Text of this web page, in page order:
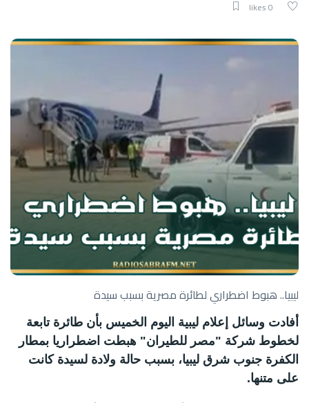
ليبيا.. هبوط اضطراري لطائرة مصرية بسبب سيدة
أفادت وسائل إعلام ليبية اليوم الخميس بأن طائرة تابعة
لخطوط شركة "مصر للطيران" هبطت اضطراريا بمطار
الكفرة جنوب شرق ليبيا، بسبب حالة ولادة لسيدة كانت
على متنها.